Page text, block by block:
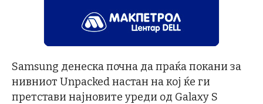
Samsung денеска почна да праќа покани за
нивниот Unpacked настан на кој ќе ги
претстави најновите уреди од Galaxy S